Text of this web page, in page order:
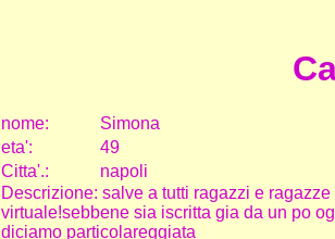
nome:
Simona
eta':
49
Citta'.:
napoli
Descrizione: salve a tutti ragazzi e
virtuale!sebbene sia iscritta gia da un po
diciamo particolareggiata